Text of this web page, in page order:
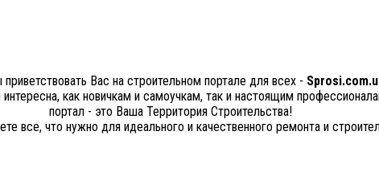
Вас на строительном портале для всех -
как новичкам и самоучкам, так и настоящим
портал - это Ваша Территория Строительства!
все, что нужно для идеального и качественного ремонта и